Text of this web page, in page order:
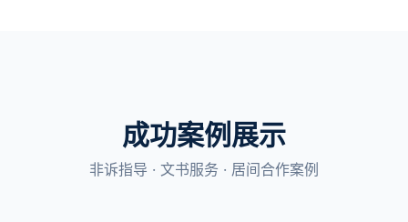
成功案例展示
非诉指导 · 文书服务 · 居间合作案例